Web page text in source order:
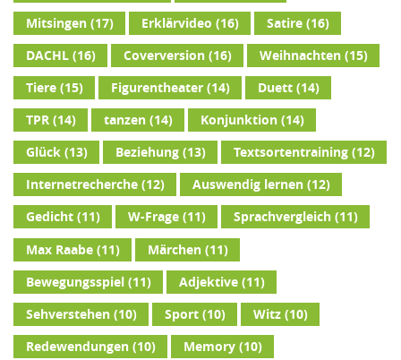
Mitsingen(17) Erklärvideo (16) Satire(16)
DACHL(16) Coverversion(16) Weihnachten(15)
Tiere(15) Figurentheater(14) Duett(14)
TPR(14) tanzen(14) Konjunktion(14)
Glück(13) Beziehung(13) Textsortentraining(12)
Internetrecherche(12) Auswendig lernen(12)
Gedicht(11) W-Frage(11) Sprachvergleich(11)
Max Raabe(11) Märchen(11)
Bewegungsspiel(11) Adjektive(11)
Sehverstehen(10) Sport(10) Witz(10)
Redewendungen(10) Memory(10)